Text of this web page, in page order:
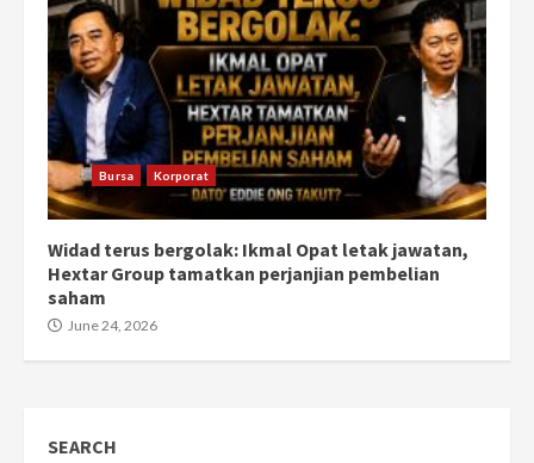
Bursa Korporat
Widad terus bergolak: Ikmal Opat letak jawatan,
Hextar Group tamatkan perjanjian pembelian
saham
June 24, 2026
SEARCH